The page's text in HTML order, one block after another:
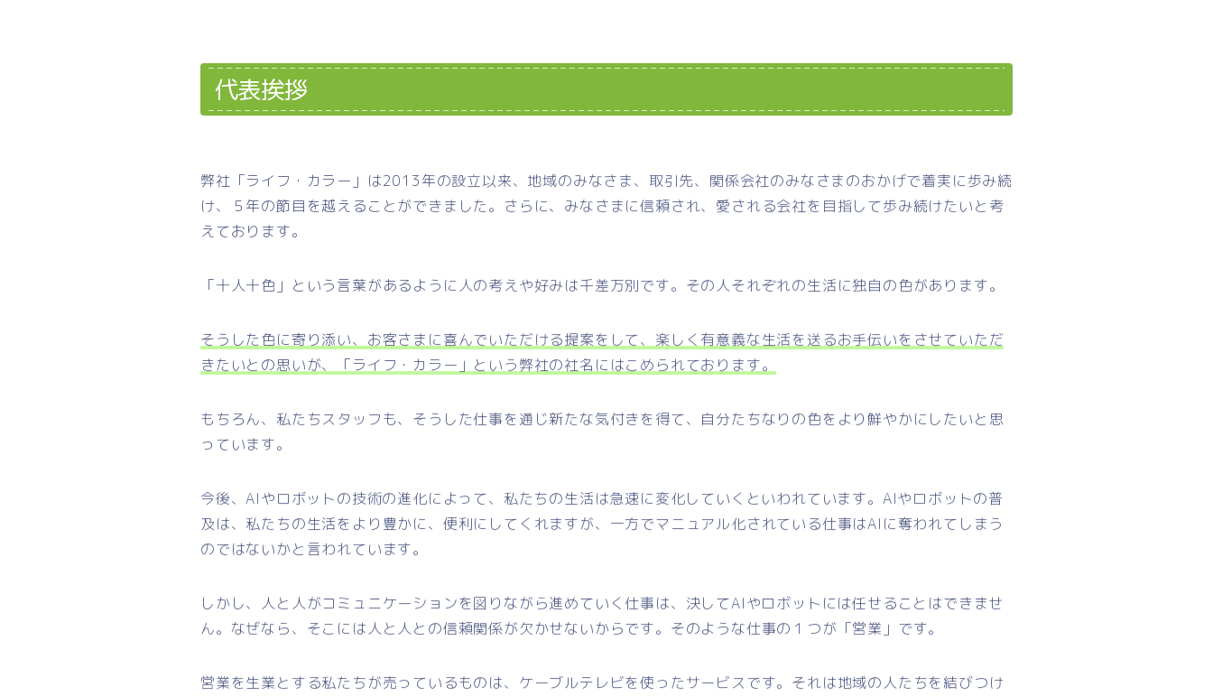
代表挨拶
弊社「ライフ・カラー」は2013年の設立以来、地域のみなさま、取引先、関係会社のみなさまのおかげで着実に歩み続
け、５年の節目を越えることができました。さらに、みなさまに信頼され、愛される会社を目指して歩み続けたいと考
えております。
「十人十色」という言葉があるように人の考えや好みは千差万別です。その人それぞれの生活に独自の色があります。
そうした色に寄り添い、お客さまに喜んでいただける提案をして、楽しく有意義な生活を送るお手伝いをさせていただ
きたいとの思いが、「ライフ・カラー」という弊社の社名にはこめられております。
もちろん、私たちスタッフも、そうした仕事を通じ新たな気付きを得て、自分たちなりの色をより鮮やかにしたいと思
っています。
今後、AIやロボットの技術の進化によって、私たちの生活は急速に変化していくといわれています。AIやロボットの普
及は、私たちの生活をより豊かに、便利にしてくれますが、一方でマニュアル化されている仕事はAIに奪われてしまう
のではないかと言われています。
しかし、人と人がコミュニケーションを図りながら進めていく仕事は、決してAIやロボットには任せることはできませ
ん。なぜなら、そこには人と人との信頼関係が欠かせないからです。そのような仕事の１つが「営業」です。
営業を生業とする私たちが売っているものは、ケーブルテレビを使ったサービスです。それは地域の人たちを結びつけ